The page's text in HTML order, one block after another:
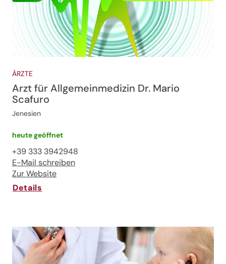
ÄRZTE
Arzt für Allgemeinmedizin Dr. Mario
Scafuro
Jenesien
heute geöffnet
+39 333 3942948
E-Mail schreiben
Zur Website
Details